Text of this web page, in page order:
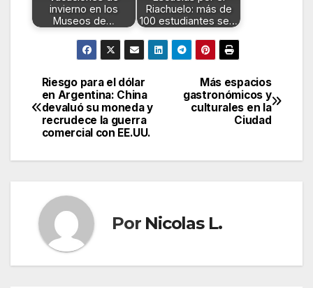
invierno en los
Museos de…
Riachuelo: más de
100 estudiantes se…
Navegación
de
Más espacios
gastronómicos y
culturales en la
Ciudad
Riesgo para el dólar
en Argentina: China
devaluó su moneda y
recrudece la guerra
comercial con EE.UU.
Por Nicolas L.